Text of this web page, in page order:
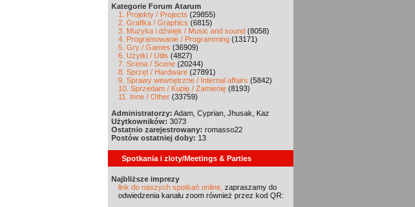
Kategorie Forum Atarum
1. Projekty / Projects (29855)
2. Grafika / Graphics (6815)
3. Muzyka i dźwięk / Music and sound (8058)
4. Programowanie / Programming (13171)
5. Gry / Games (36909)
6. Użytki / Utils (4827)
7. Scena / Scene (20244)
8. Sprzęt / Hardware (27891)
9. Sprawy wewnętrzne / Internal affairs (5842)
10. Sprzedam / Kupię / Zamienię (8193)
11. Inne / Other (33759)
Administratorzy: Adam, Cyprian, Jhusak, Kaz
Użytkowników: 3073
Ostatnio zarejestrowany: romasso22
Postów ostatniej doby: 13
Spotkania i zloty/Meetings & Parties
Najbliższe imprezy
link do naszych spotkań online, zapraszamy do
odwiedzenia kanału zoom również przez kod QR: